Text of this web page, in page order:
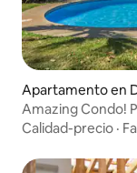
Apartamento en
Amazing Condo!
Calidad-precio ·